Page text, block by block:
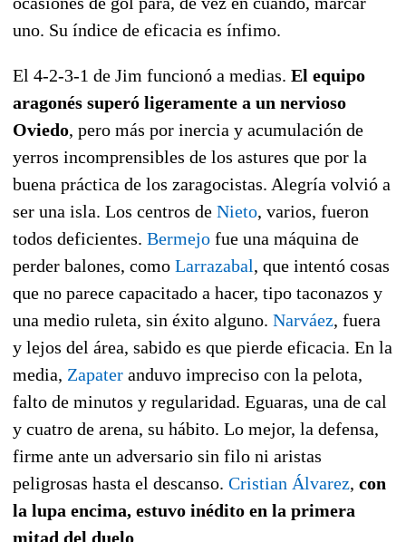
uno. Su índice de eficacia es ínfimo.
El 4-2-3-1 de Jim funcionó a medias. El equipo
aragonés superó ligeramente a un nervioso
Oviedo, pero más por inercia y acumulación de
yerros incomprensibles de los astures que por la
buena práctica de los zaragocistas. Alegría volvió a
ser una isla. Los centros de Nieto, varios, fueron
todos deficientes. Bermejo fue una máquina de
perder balones, como Larrazabal, que intentó cosas
que no parece capacitado a hacer, tipo taconazos y
una medio ruleta, sin éxito alguno. Narváez, fuera
y lejos del área, sabido es que pierde eficacia. En la
media, Zapater anduvo impreciso con la pelota,
falto de minutos y regularidad. Eguaras, una de cal
y cuatro de arena, su hábito. Lo mejor, la defensa,
firme ante un adversario sin filo ni aristas
peligrosas hasta el descanso. Cristian Álvarez, con
la lupa encima, estuvo inédito en la primera
mitad del duelo.